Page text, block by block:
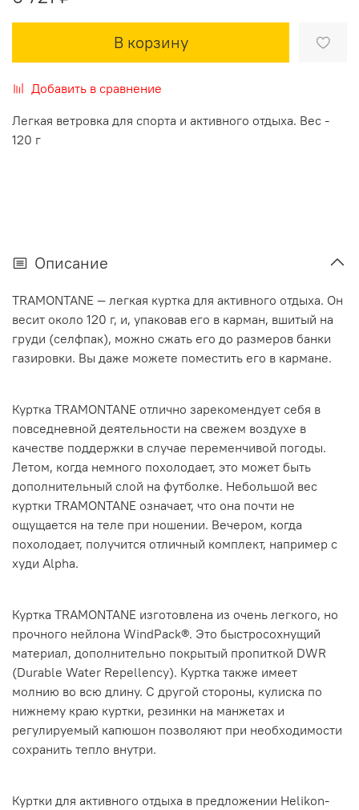
В корзину
Добавить в сравнение
Легкая ветровка для спорта и активного отдыха. Вес -
120 г
Описание
TRAMONTANE — легкая куртка для активного отдыха. Он
весит около 120 г, и, упаковав его в карман, вшитый на
груди (селфпак), можно сжать его до размеров банки
газировки. Вы даже можете поместить его в кармане.
Куртка TRAMONTANE отлично зарекомендует себя в
повседневной деятельности на свежем воздухе в
качестве поддержки в случае переменчивой погоды.
Летом, когда немного похолодает, это может быть
дополнительный слой на футболке. Небольшой вес
куртки TRAMONTANE означает, что она почти не
ощущается на теле при ношении. Вечером, когда
похолодает, получится отличный комплект, например с
худи Alpha.
Куртка TRAMONTANE изготовлена из очень легкого, но
прочного нейлона WindPack®. Это быстросохнущий
материал, дополнительно покрытый пропиткой DWR
(Durable Water Repellency). Куртка также имеет
молнию во всю длину. С другой стороны, кулиска по
нижнему краю куртки, резинки на манжетах и
регулируемый капюшон позволяют при необходимости
сохранить тепло внутри.
Куртки для активного отдыха в предложении Helikon-